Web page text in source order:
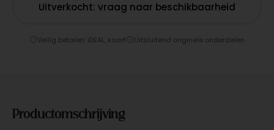
Uitverkocht: vraag naar beschikbaarheid
Veilig betalen: iDEAL, kaart Uitsluitend originele onderdelen
Productomschrijving